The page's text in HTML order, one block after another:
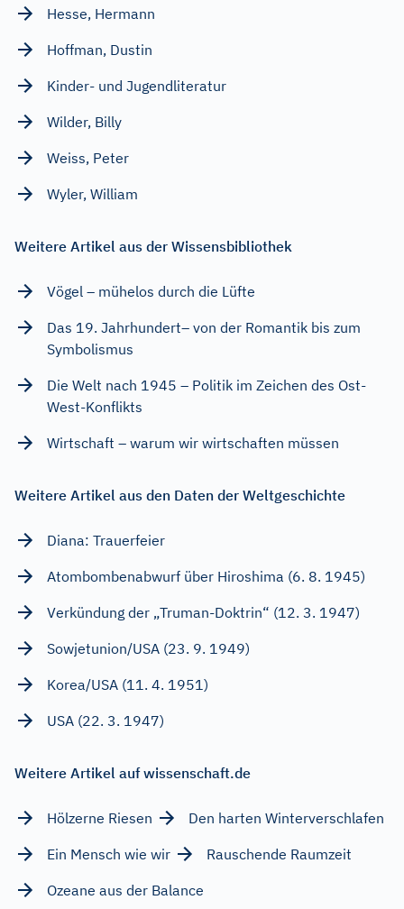
Hesse, Hermann
Hoffman, Dustin
Kinder- und Jugendliteratur
Wilder, Billy
Weiss, Peter
Wyler, William
Weitere Artikel aus der Wissensbibliothek
Vögel – mühelos durch die Lüfte
Das 19. Jahrhundert– von der Romantik bis zum
Symbolismus
Die Welt nach 1945 – Politik im Zeichen des Ost-
West-Konflikts
Wirtschaft – warum wir wirtschaften müssen
Weitere Artikel aus den Daten der Weltgeschichte
Diana: Trauerfeier
Atombombenabwurf über Hiroshima (6. 8. 1945)
Verkündung der „Truman-Doktrin“ (12. 3. 1947)
Sowjetunion/USA (23. 9. 1949)
Korea/USA (11. 4. 1951)
USA (22. 3. 1947)
Weitere Artikel auf wissenschaft.de
Hölzerne Riesen
Den harten Winterverschlafen
Ein Mensch wie wir
Rauschende Raumzeit
Ozeane aus der Balance